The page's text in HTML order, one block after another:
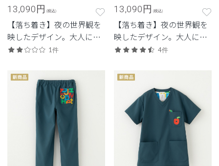
13,090円 (税込)
【落ち着き】夜の世界観を
映したデザイン。大人にも
なじむやさしいトーン。
1件
13,090円 (税込)
【落ち着き】夜の世界観を
映したデザイン。大人にも
なじむやさしいトーン。
4件